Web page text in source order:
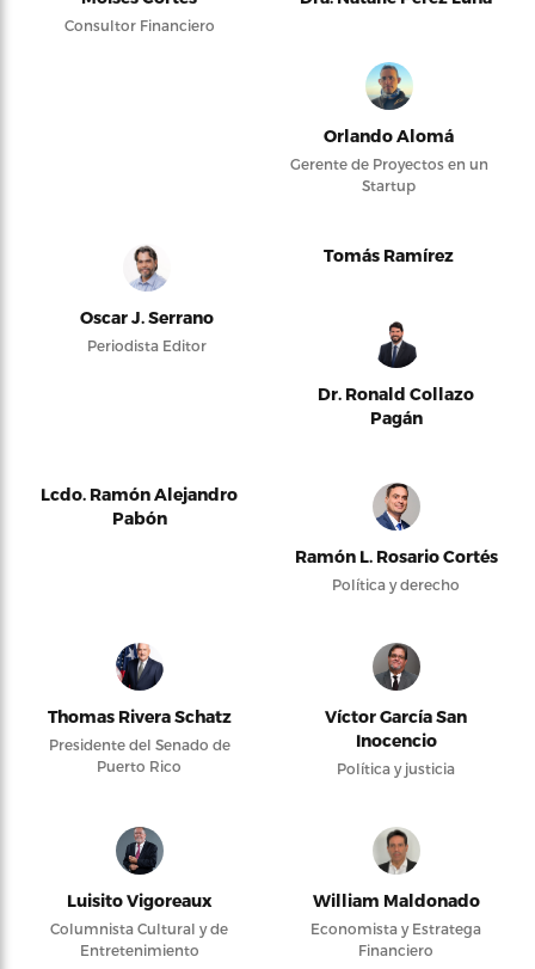
Consultor Financiero
Orlando Alomá
Gerente de Proyectos en un
Startup
Oscar J. Serrano
Periodista Editor
Tomás Ramírez
Dr. Ronald Collazo
Pagán
Lcdo. Ramón Alejandro
Pabón
Ramón L. Rosario Cortés
Política y derecho
Thomas Rivera Schatz
Presidente del Senado de
Puerto Rico
Víctor García San
Inocencio
Política y justicia
Luisito Vigoreaux
Columnista Cultural y de
Entretenimiento
William Maldonado
Economista y Estratega
Financiero